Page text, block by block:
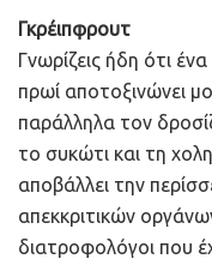
Γκρέιπφρουτ
Γνωρίζεις ήδη ότι
πρωί αποτοξινώνει
παράλληλα τον
το συκώτι και τη
αποβάλλει την
απεκκριτικών
διατροφολόγοι που